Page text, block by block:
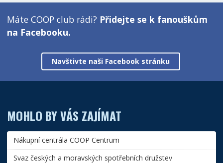
Máte COOP club rádi? Přidejte se k fanouškům
na Facebooku.
Navštivte naši Facebook stránku
MOHLO BY VÁS ZAJÍMAT
Nákupní centrála COOP Centrum
Svaz českých a moravských spotřebních družstev